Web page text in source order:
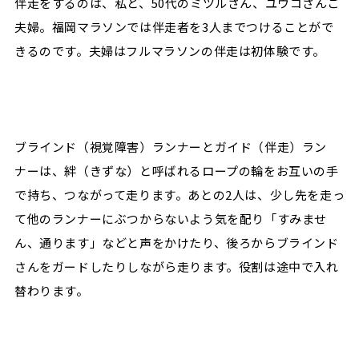
夫婦。福岡マラソンでは伴走者を3人までつけることがで
きるのです。夫婦はフルマラソンの伴走は初体験です。
ブラインド（視覚障害）ランナーとガイド（伴走）ラン
ナーは、絆（きずな）と呼ばれるロープの輪をお互いの手
で持ち、つながって走ります。あとの2人は、少し先を走っ
て他のランナーにぶつからないよう気を配り「すみませ
ん、通ります」などと声をかけたり、後ろからブラインド
さんをガードしたりしながら走ります。役割は途中で入れ
替わります。